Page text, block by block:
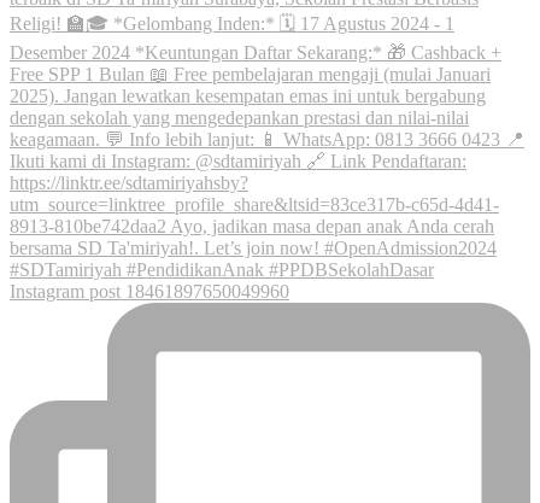
Instagram post 18461897650049960